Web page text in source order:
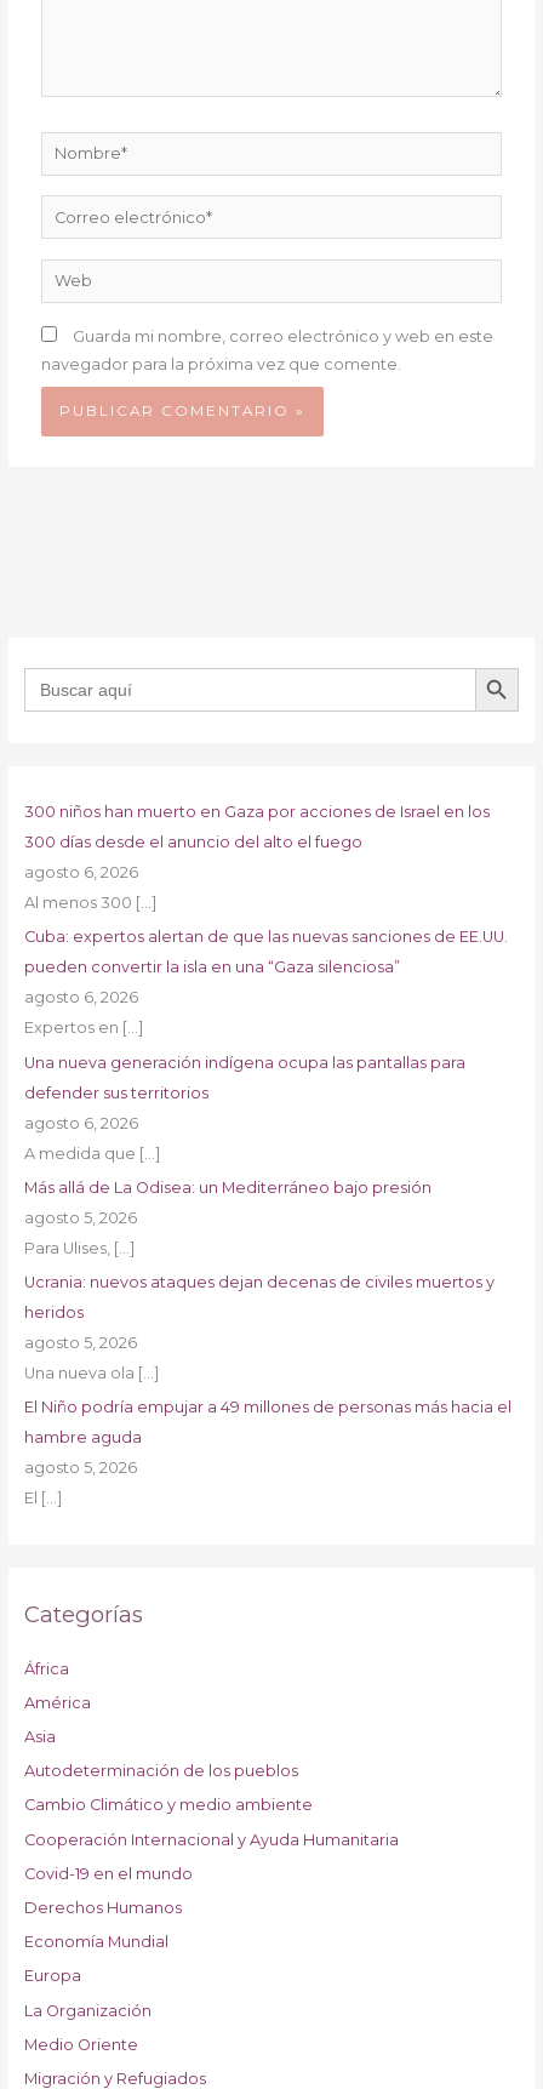
Nombre*
Correo
electrónico*
Web
Guarda mi nombre, correo electrónico y web en este
navegador para la próxima vez que comente.
Buscar: BOTÓN DE
300 niños han muerto en Gaza por acciones de Israel en los
300 días desde el anuncio del alto el fuego
agosto 6, 2026
Al menos 300 […]
Cuba: expertos alertan de que las nuevas sanciones de EE.UU.
pueden convertir la isla en una “Gaza silenciosa”
agosto 6, 2026
Expertos en […]
Una nueva generación indígena ocupa las pantallas para
defender sus territorios
agosto 6, 2026
A medida que […]
Más allá de La Odisea: un Mediterráneo bajo presión
agosto 5, 2026
Para Ulises, […]
Ucrania: nuevos ataques dejan decenas de civiles muertos y
heridos
agosto 5, 2026
Una nueva ola […]
El Niño podría empujar a 49 millones de personas más hacia el
hambre aguda
agosto 5, 2026
El […]
Categorías
África
América
Asia
Autodeterminación de los pueblos
Cambio Climático y medio ambiente
Cooperación Internacional y Ayuda Humanitaria
Covid-19 en el mundo
Derechos Humanos
Economía Mundial
Europa
La Organización
Medio Oriente
Migración y Refugiados